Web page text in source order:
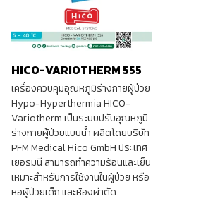
HICO-VARIOTHERM 555
เครื่องควบคุมอุณหภูมิร่างกายผู้ป่วย
Hypo-Hyperthermia HICO-
Variotherm เป็นระบบปรับอุณหภูมิ
ร่างกายผู้ป่วยแบบน้ำ ผลิตโดยบริษัท
PFM Medical Hico GmbH ประเทศ
เยอรมนี สามารถทำความร้อนและเย็น
เหมาะสำหรับการใช้งานในผู้ป่วย หรือ
หอผู้ป่วยเด็ก และห้องผ่าตัด